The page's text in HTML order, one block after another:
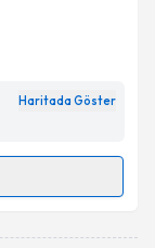
Haritada Göster